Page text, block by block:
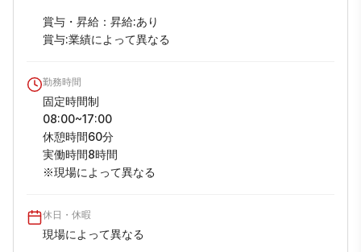
賞与・昇給：昇給:あり
賞与:業績によって異なる
勤務時間
固定時間制
08:00~17:00
休憩時間60分
実働時間8時間
※現場によって異なる
休日・休暇
現場によって異なる